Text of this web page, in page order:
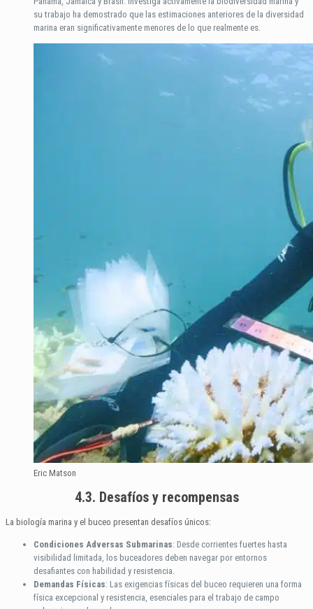
su trabajo ha demostrado que las estimaciones anteriores de la diversidad
marina eran significativamente menores de lo que realmente es.
Eric Matson
4.3. Desafíos y recompensas
La biología marina y el buceo presentan desafíos únicos:
Condiciones Adversas Submarinas: Desde corrientes fuertes hasta
visibilidad limitada, los buceadores deben navegar por entornos
desafiantes con habilidad y resistencia.
Demandas Físicas: Las exigencias físicas del buceo requieren una forma
física excepcional y resistencia, esenciales para el trabajo de campo